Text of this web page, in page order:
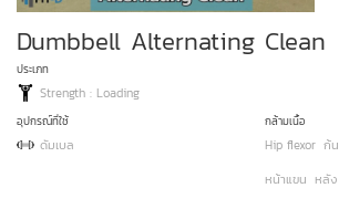
Dumbbell Alternating Clean
ประเภท
Strength : Loading
อุปกรณ์ที่ใช้
ดัมเบล
กล้ามเนื้อ
Hip flexor ก้น
หน้าแขน หลัง